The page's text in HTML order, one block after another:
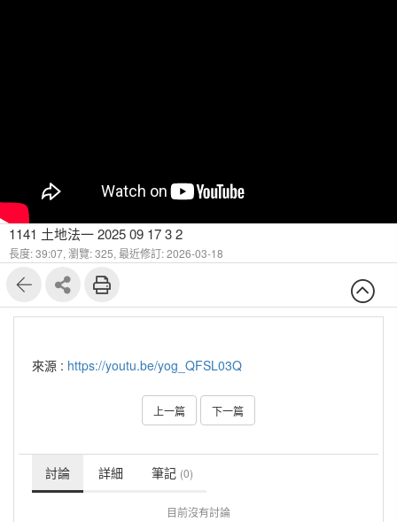
1141 土地法一 2025 09 17 3 2
長度: 39:07, 瀏覽: 325, 最近修訂: 2026-03-18
來源 : https://youtu.be/yog_QFSL03Q
上一篇 下一篇
討論 詳細 筆記 (0)
目前沒有討論